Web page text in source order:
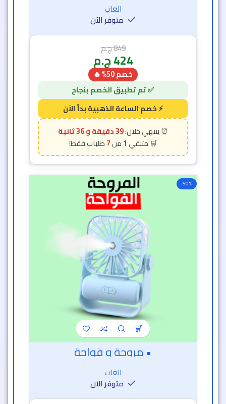
العاب
متوفر الآن
849ج.م
424ج.م
خصم 50% 🔥
39 دقيقة و 34 ثانية
1
7
-50%
• مروحة و فواحة
العاب
متوفر الآن